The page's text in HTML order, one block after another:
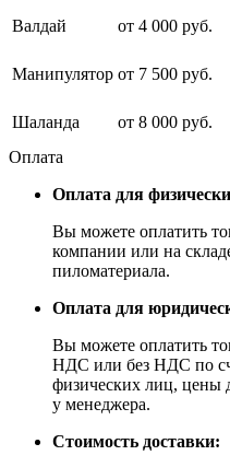
Валдай от 4 000 руб.
Манипулятор от 7 500 руб.
Шаланда от 8 000 руб.
Оплата
Оплата для
Вы можете оплатить
компании или на
пиломатериала.
Оплата для
Вы можете оплатить
НДС или без НДС по
физических лиц, цены
у менеджера.
Стоимость доставки: